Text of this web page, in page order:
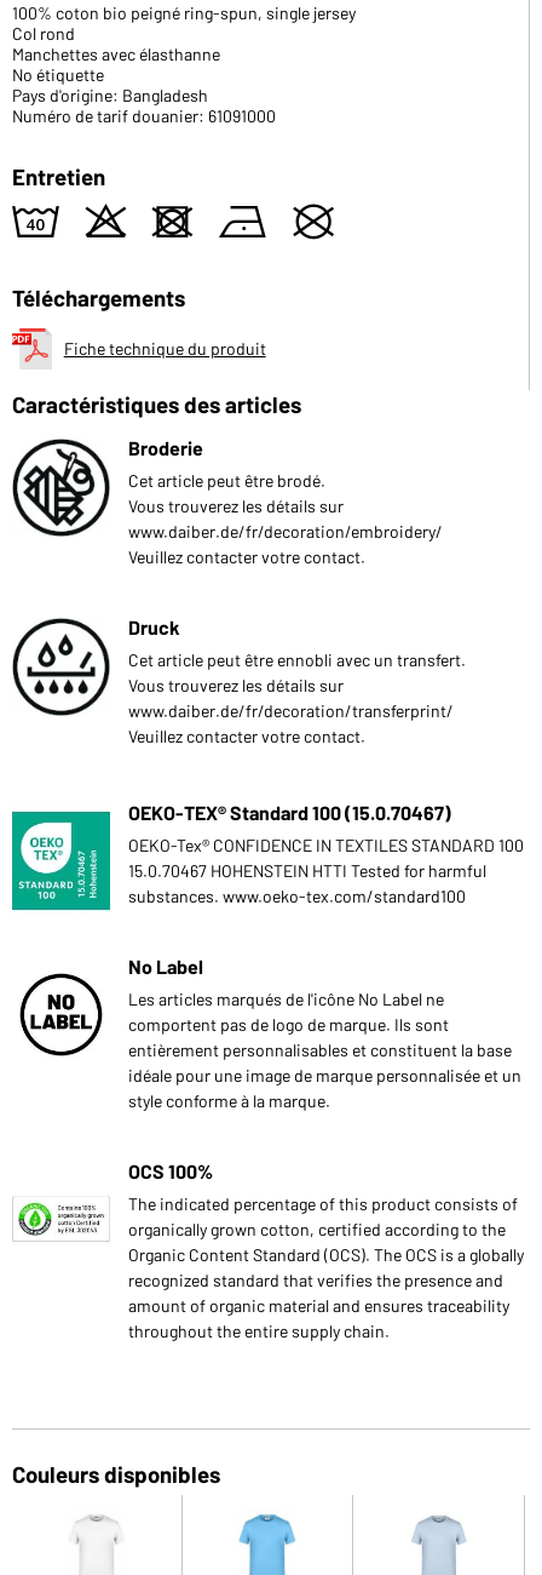
100% coton bio peigné ring-spun, single jersey
Col rond
Manchettes avec élasthanne
No étiquette
Pays d'origine: Bangladesh
Numéro de tarif douanier: 61091000
Entretien
8 o d n U
Téléchargements
Fiche technique du produit
Caractéristiques des articles
Broderie
Cet article peut être brodé.
Vous trouverez les détails sur
www.daiber.de/fr/decoration/embroidery/
Veuillez contacter votre contact.
Druck
Cet article peut être ennobli avec un transfert.
Vous trouverez les détails sur
www.daiber.de/fr/decoration/transferprint/
Veuillez contacter votre contact.
OEKO-TEX® Standard 100 (15.0.70467)
OEKO-Tex® CONFIDENCE IN TEXTILES STANDARD 100
15.0.70467 HOHENSTEIN HTTI Tested for harmful
substances. www.oeko-tex.com/standard100
No Label
Les articles marqués de l'icône No Label ne
comportent pas de logo de marque. Ils sont
entièrement personnalisables et constituent la base
idéale pour une image de marque personnalisée et un
style conforme à la marque.
OCS 100%
The indicated percentage of this product consists of
organically grown cotton, certified according to the
Organic Content Standard (OCS). The OCS is a globally
recognized standard that verifies the presence and
amount of organic material and ensures traceability
throughout the entire supply chain.
Couleurs disponibles